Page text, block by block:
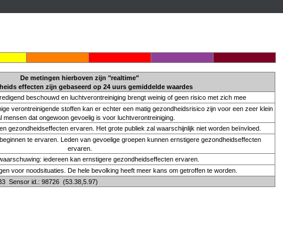
De metingen hierboven zijn "realtime"
effecten zijn gebaseerd op 24 uurs gemiddelde waardes
beschouwd en luchtverontreiniging brengt weinig of geen risico met zich mee
verontreinigende stoffen kan er echter een matig gezondheidsrisico zijn voor een zeer klein
mensen dat ongewoon gevoelig is voor luchtverontreiniging.
gezondheidseffecten ervaren. Het grote publiek zal waarschijnlijk niet worden beïnvloed.
te ervaren. Leden van gevoelige groepen kunnen ernstigere gezondheidseffecten
ervaren.
iedereen kan ernstigere gezondheidseffecten ervaren.
voor noodsituaties. De hele bevolking heeft meer kans om getroffen te worden.
Sensor id.: 98726 (53.38,5.97)